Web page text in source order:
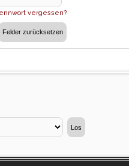
vergessen?